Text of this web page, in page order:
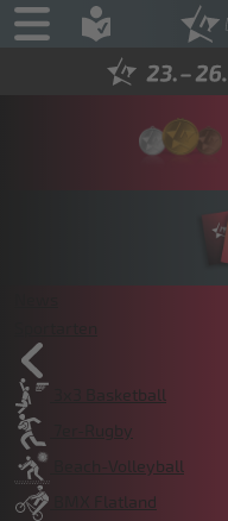
3x3 Basketball
7er-Rugby
Beach-Volleyball
BMX Flatland